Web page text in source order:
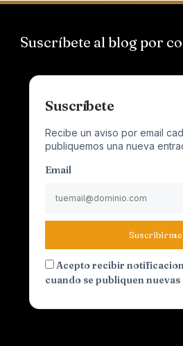
Suscríbete al blog por
Suscríbete
Recibe un aviso por email
publiquemos una nueva
Email
Suscribirme
Acepto recibir
cuando se publiquen nuevas